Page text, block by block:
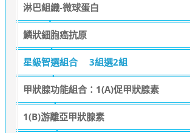
淋巴組織-微球蛋白
鱗狀細胞癌抗原
星級智選組合 3組選2組
甲狀腺功能組合：1(A)促甲狀腺素
1(B)游離亞甲狀腺素